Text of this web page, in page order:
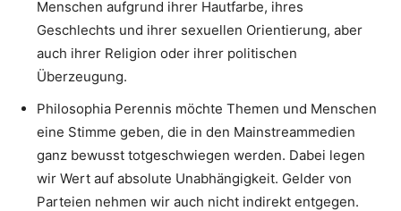
Menschen aufgrund ihrer Hautfarbe, ihres
Geschlechts und ihrer sexuellen Orientierung, aber
auch ihrer Religion oder ihrer politischen
Überzeugung.
Philosophia Perennis möchte Themen und Menschen
eine Stimme geben, die in den Mainstreammedien
ganz bewusst totgeschwiegen werden. Dabei legen
wir Wert auf absolute Unabhängigkeit. Gelder von
Parteien nehmen wir auch nicht indirekt entgegen.